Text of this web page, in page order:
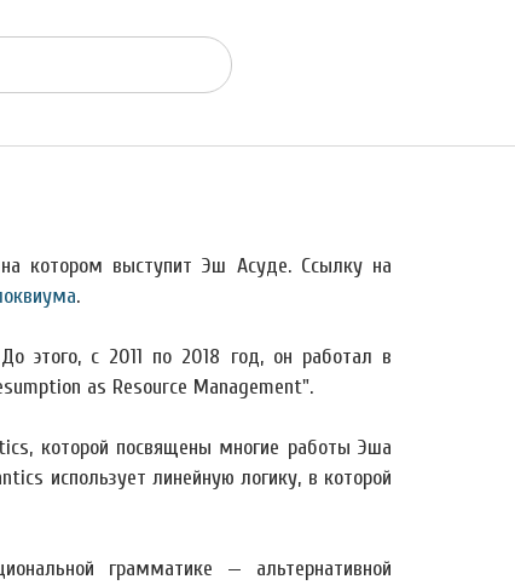
котором выступит Эш Асуде. Ссылку на
.
этого, с 2011 по 2018 год, он работал в
as Resource Management".
которой посвящены многие работы Эша
использует линейную логику, в которой
грамматике — альтернативной